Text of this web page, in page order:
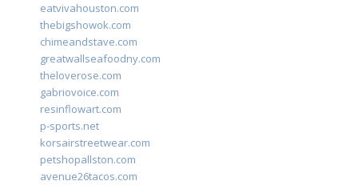
eatvivahouston.com
thebigshowok.com
chimeandstave.com
greatwallseafoodny.com
theloverose.com
gabriovoice.com
resinflowart.com
p-sports.net
korsairstreetwear.com
petshopallston.com
avenue26tacos.com